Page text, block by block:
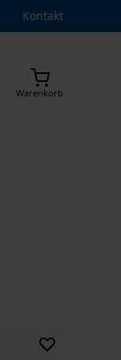
Kontakt
Warenkorb